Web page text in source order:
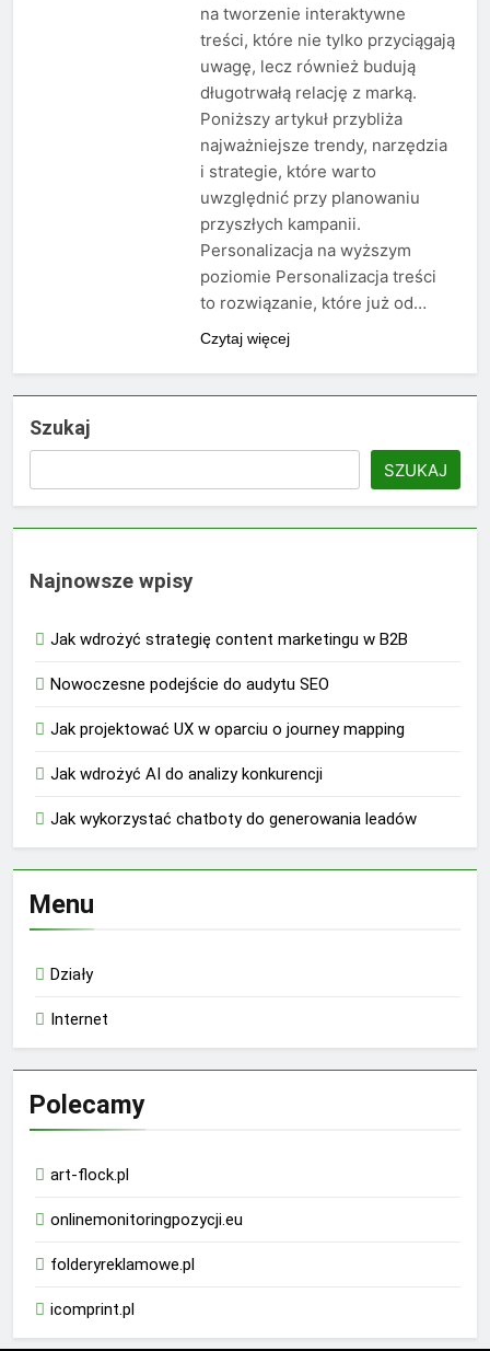
na tworzenie interaktywne
treści, które nie tylko przyciągają
uwagę, lecz również budują
długotrwałą relację z marką.
Poniższy artykuł przybliża
najważniejsze trendy, narzędzia
i strategie, które warto
uwzględnić przy planowaniu
przyszłych kampanii.
Personalizacja na wyższym
poziomie Personalizacja treści
to rozwiązanie, które już od…
Czytaj więcej
Szukaj
SZUKAJ
Najnowsze wpisy
Jak wdrożyć strategię content marketingu w B2B
Nowoczesne podejście do audytu SEO
Jak projektować UX w oparciu o journey mapping
Jak wdrożyć AI do analizy konkurencji
Jak wykorzystać chatboty do generowania leadów
Menu
Działy
Internet
Polecamy
art-flock.pl
onlinemonitoringpozycji.eu
folderyreklamowe.pl
icomprint.pl